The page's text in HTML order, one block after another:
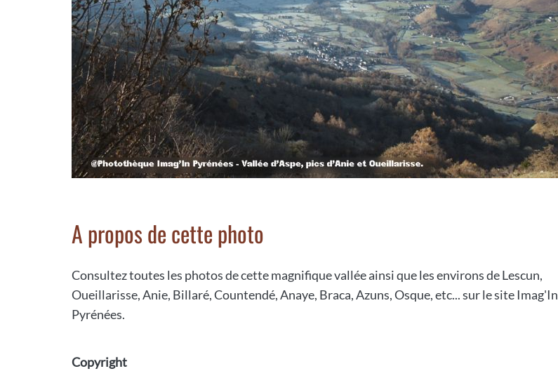
A propos de cette photo
Consultez toutes les photos de cette magnifique vallée ainsi que les environs de Lescun,
Oueillarisse, Anie, Billaré, Countendé, Anaye, Braca, Azuns, Osque, etc... sur le site Imag'In
Pyrénées.
Copyright